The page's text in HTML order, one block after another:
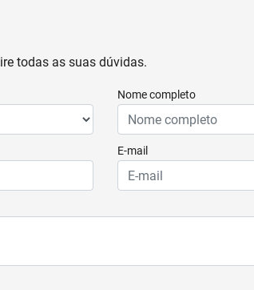
todas as suas dúvidas.
Nome completo
E-mail